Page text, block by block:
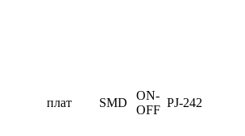
плат SMD
ON-
OFF
PJ-242